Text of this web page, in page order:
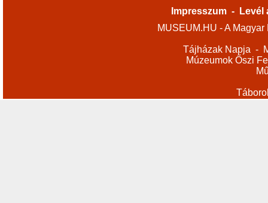
Impresszum -
Levél
MUSEUM.HU - A
Tájházak Napja -
Múzeumok Őszi